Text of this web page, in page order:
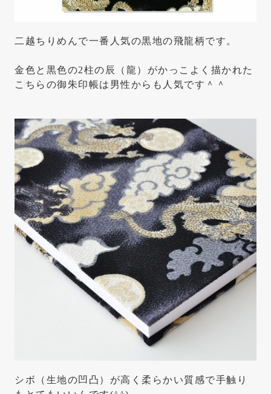
二越ちりめんで一番人気の黒地の飛龍柄です。
金色と黒色の2柱の辰（龍）がかっこよく描かれた
こちらの御朱印帳は男性からも人気です＾＾
シボ（生地の凹凸）が高く柔らかい質感で手触り